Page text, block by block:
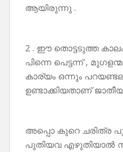
ആയിരുന്നു .
2 . ഈ തൊട്ടടുത്ത
പിന്നെ പെട്ടന്ന് ,
കാര്യം ഒന്നും
ഉണ്ടാക്കിയതാണ്
അപ്പൊ കുറെ ചരിത്ര
പുതിയവ എഴുതിയാൽ